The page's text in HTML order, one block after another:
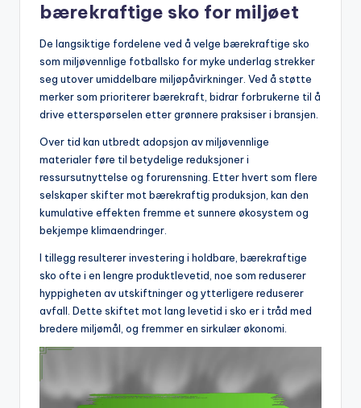
bærekraftige sko for miljøet
De langsiktige fordelene ved å velge bærekraftige sko
som miljøvennlige fotballsko for myke underlag strekker
seg utover umiddelbare miljøpåvirkninger. Ved å støtte
merker som prioriterer bærekraft, bidrar forbrukerne til å
drive etterspørselen etter grønnere praksiser i bransjen.
Over tid kan utbredt adopsjon av miljøvennlige
materialer føre til betydelige reduksjoner i
ressursutnyttelse og forurensning. Etter hvert som flere
selskaper skifter mot bærekraftig produksjon, kan den
kumulative effekten fremme et sunnere økosystem og
bekjempe klimaendringer.
I tillegg resulterer investering i holdbare, bærekraftige
sko ofte i en lengre produktlevetid, noe som reduserer
hyppigheten av utskiftninger og ytterligere reduserer
avfall. Dette skiftet mot lang levetid i sko er i tråd med
bredere miljømål, og fremmer en sirkulær økonomi.